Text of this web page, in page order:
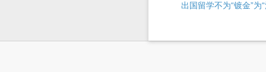
出国留学不为“镀金”为